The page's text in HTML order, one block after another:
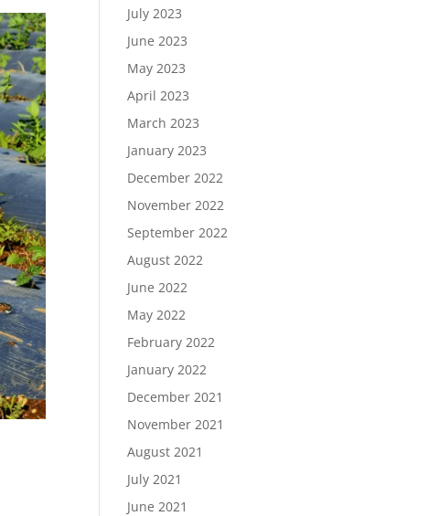
July 2023
June 2023
May 2023
April 2023
March 2023
January 2023
December 2022
November 2022
September 2022
August 2022
June 2022
May 2022
February 2022
January 2022
December 2021
November 2021
August 2021
July 2021
June 2021